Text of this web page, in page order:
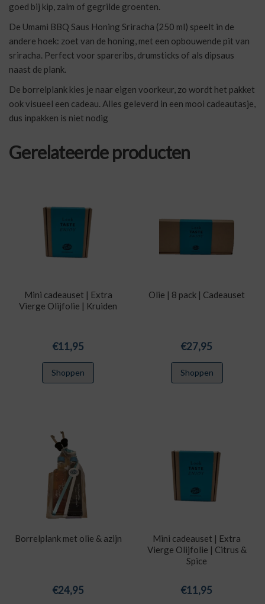
goed bij kip, zalm of gegrilde groenten.
De Umami BBQ Saus Honing Sriracha (250 ml) speelt in de
andere hoek: zoet van de honing, met een opbouwende pit van
sriracha. Perfect voor spareribs, drumsticks of als dipsaus
naast de plank.
De borrelplank kies je naar eigen voorkeur, zo wordt het pakket
ook visueel een cadeau. Alles geleverd in een mooi cadeautasje,
dus inpakken is niet nodig
Gerelateerde producten
Mini cadeauset | Extra
Vierge Olijfolie | Kruiden
€11,95
Shoppen
Olie | 8 pack | Cadeauset
€27,95
Shoppen
Borrelplank met olie & azijn
€24,95
Mini cadeauset | Extra
Vierge Olijfolie | Citrus &
Spice
€11,95